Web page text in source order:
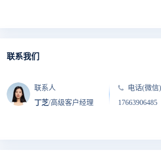
联系我们
联系人
丁芝/高级客户经理
电话(微信)
17663906485